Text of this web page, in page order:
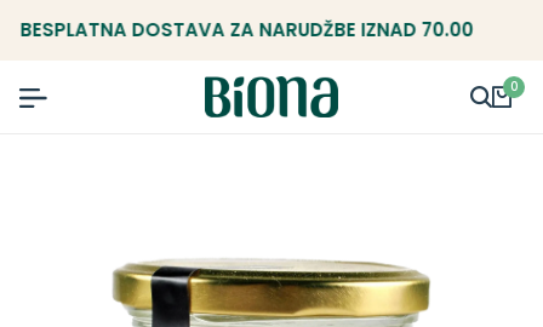
DOSTAVA ZA NARUDŽBE IZNAD 70.00 KM.
0